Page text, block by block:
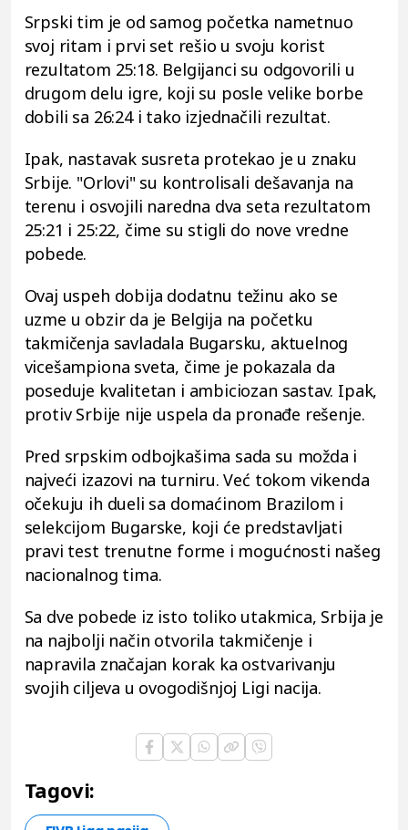
Srpski tim je od samog početka nametnuo
svoj ritam i prvi set rešio u svoju korist
rezultatom 25:18. Belgijanci su odgovorili u
drugom delu igre, koji su posle velike borbe
dobili sa 26:24 i tako izjednačili rezultat.
Ipak, nastavak susreta protekao je u znaku
Srbije. "Orlovi" su kontrolisali dešavanja na
terenu i osvojili naredna dva seta rezultatom
25:21 i 25:22, čime su stigli do nove vredne
pobede.
Ovaj uspeh dobija dodatnu težinu ako se
uzme u obzir da je Belgija na početku
takmičenja savladala Bugarsku, aktuelnog
vicešampiona sveta, čime je pokazala da
poseduje kvalitetan i ambiciozan sastav. Ipak,
protiv Srbije nije uspela da pronađe rešenje.
Pred srpskim odbojkašima sada su možda i
najveći izazovi na turniru. Već tokom vikenda
očekuju ih dueli sa domaćinom Brazilom i
selekcijom Bugarske, koji će predstavljati
pravi test trenutne forme i mogućnosti našeg
nacionalnog tima.
Sa dve pobede iz isto toliko utakmica, Srbija je
na najbolji način otvorila takmičenje i
napravila značajan korak ka ostvarivanju
svojih ciljeva u ovogodišnjoj Ligi nacija.
Tagovi: